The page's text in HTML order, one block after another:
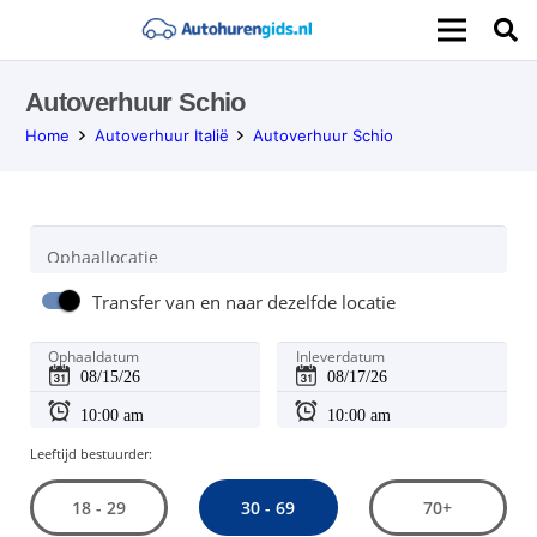
Autoverhuur Schio
Home Autoverhuur Italië Autoverhuur Schio
Ophaallocatie
Transfer van en naar dezelfde locatie
Ophaaldatum Inleverdatum
Leeftijd bestuurder:
18 - 29 30 - 69 70+